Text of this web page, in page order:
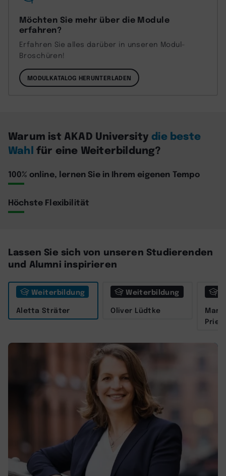
Möchten Sie mehr über die Module
erfahren?
Erfahren Sie alles darüber in unseren Modul-
Broschüren!
MODULKATALOG HERUNTERLADEN
Warum ist AKAD Universitydie beste
Wahl für eine Weiterbildung?
100% online, lernen Sie in Ihrem eigenen Tempo
Höchste Flexibilität
Lassen Sie sich von unseren Studierenden
und Alumni inspirieren
Weiterbildung
Aletta Sträter
Weiterbildung
Oliver Lüdtke